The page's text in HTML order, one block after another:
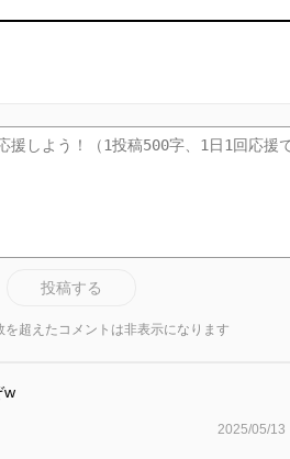
投稿する
超えたコメントは非表示になります
w
2025/05/13